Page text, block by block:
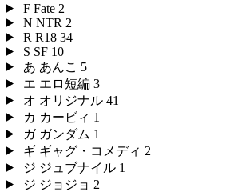
F Fate 2
N NTR 2
R R18 34
S SF 10
あ あんこ 5
エ エロ短編 3
オ オリジナル 41
カ カービィ 1
ガ ガンダム 1
ギ ギャグ・コメディ 2
ジ ジュブナイル 1
ジ ジョジョ 2